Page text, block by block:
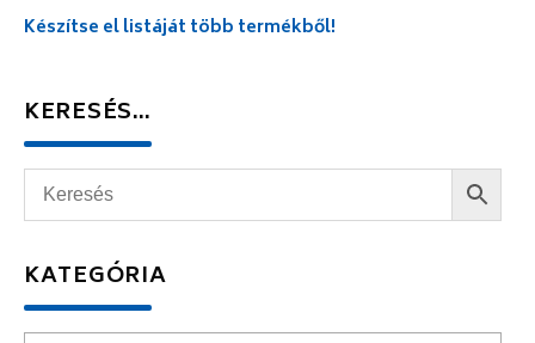
Készítse el listáját több termékből!
KERESÉS…
KATEGÓRIA